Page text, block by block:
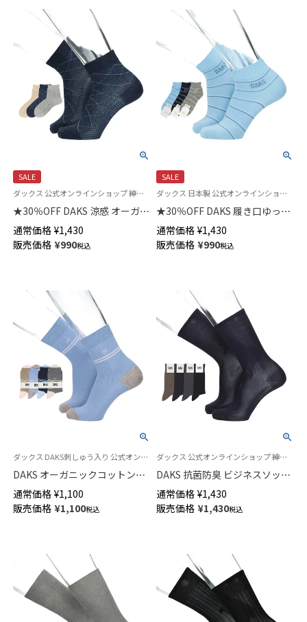
SALE
ダックス 公式オンラインショップ 紳士 靴下
★30％OFF DAKS 涼感 オーガニ
ック綿麻混 ステッチダイヤ 履
き口ゆったり ショート丈 メン
ズカジュアル ソックス
通常価格 ¥1,430
販売価格 ¥990税込
SALE
ダックス 日本製 公式オンラインショップ 紳士 靴下
★30％OFF DAKS 履き口ゆった
り ソフト口ゴム やわらか綿混
ロゴ＆ボーダー ショート丈 メ
ンズ カジュアル ソックス
通常価格 ¥1,430
販売価格 ¥990税込
ダックス DAKS刺しゅう入り 公式オンラインショップ 紳士 靴下
DAKS オーガニックコットン混
リブ カジュアルソックス かか
としっかりホールド 20cm丈 ミ
ドル丈 メンズ 02512677
通常価格 ¥1,100
販売価格 ¥1,100税込
ダックス 公式オンラインショップ 紳士 靴下
DAKS 抗菌防臭 ビジネスソック
ス 平無地 かかとしっかりホー
ルド クルー丈 メンズ 02502572
通常価格 ¥1,430
販売価格 ¥1,430税込